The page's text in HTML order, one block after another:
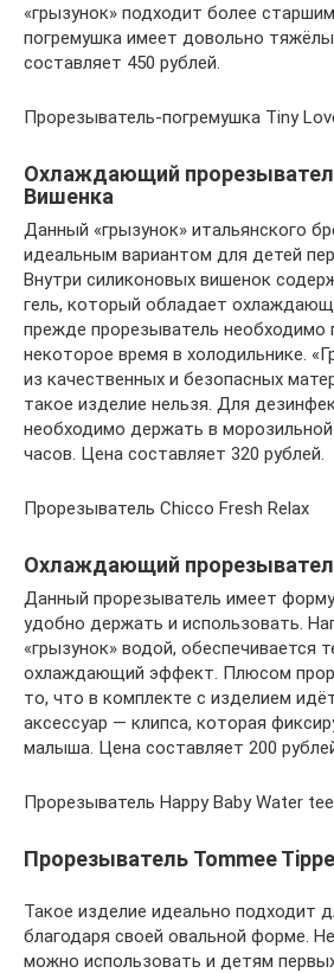
«грызунок» подходит более
погремушка имеет довольно
составляет 450 рублей.
Прорезыватель-погремушка Tiny
Охлаждающий
Вишенка
Данный «грызунок» итальянского
идеальным вариантом для детей
Внутри силиконовых вишенок
гель, который обладает
прежде прорезыватель необходимо
некоторое время в холодильнике.
из качественных и безопасных
такое изделие нельзя. Для
необходимо держать в
часов. Цена составляет 320 рублей.
Прорезыватель Chicco Fresh Relax
Охлаждающий
Данный прорезыватель имеет
удобно держать и использовать.
«грызунок» водой, обеспечивается
охлаждающий эффект. Плюсом
то, что в комплекте с изделием
аксессуар — клипса, которая
малыша. Цена составляет 200
Прорезыватель Happy Baby Water
Прорезыватель Tommee
Такое изделие идеально подходит
благодаря своей овальной форме.
можно использовать и детям